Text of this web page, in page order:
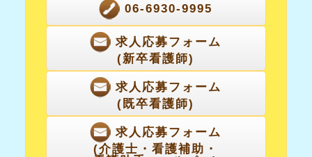
06-6930-9995
求人応募フォーム
(新卒看護師)
求人応募フォーム
(既卒看護師)
求人応募フォーム
(介護士・看護補助・